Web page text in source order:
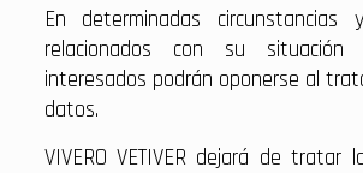
En determinadas
relacionados con su situación
interesados podrán oponerse al
datos.
VIVERO VETIVER dejará de tratar